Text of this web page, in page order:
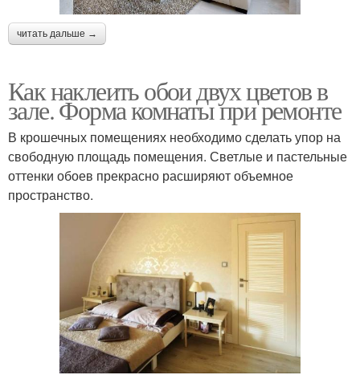
читать дальше →
Как наклеить обои двух цветов в
зале. Форма комнаты при ремонте
В крошечных помещениях необходимо сделать упор на
свободную площадь помещения. Светлые и пастельные
оттенки обоев прекрасно расширяют объемное
пространство.